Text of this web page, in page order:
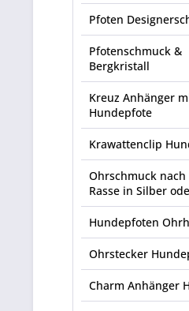
Pfoten
Pfotenschmuck &
Bergkristall
Kreuz Anhänger
Hundepfote
Krawattenclip
Ohrschmuck nach
Rasse in Silber
Hundepfoten
Ohrstecker
Charm Anhänger